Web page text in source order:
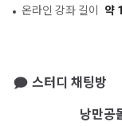
온라인 강좌 길이 약
스터디 채팅방
낭만공